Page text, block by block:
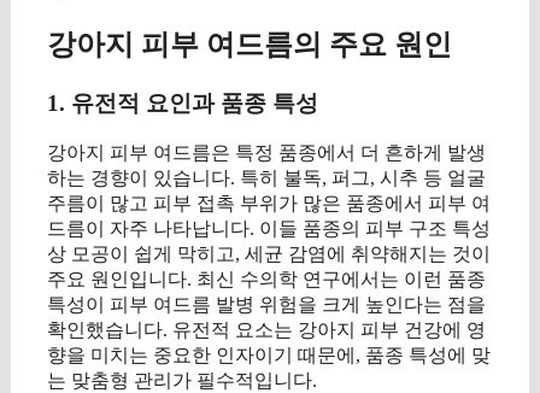
강아지 피부 여드름의 주요 원인
1. 유전적 요인과 품종 특성
강아지 피부 여드름은 특정 품종에서 더 흔하게 발생
하는 경향이 있습니다. 특히 불독, 퍼그, 시추 등 얼굴
주름이 많고 피부 접촉 부위가 많은 품종에서 피부 여
드름이 자주 나타납니다. 이들 품종의 피부 구조 특성
상 모공이 쉽게 막히고, 세균 감염에 취약해지는 것이
주요 원인입니다. 최신 수의학 연구에서는 이런 품종
특성이 피부 여드름 발병 위험을 크게 높인다는 점을
확인했습니다. 유전적 요소는 강아지 피부 건강에 영
향을 미치는 중요한 인자이기 때문에, 품종 특성에 맞
는 맞춤형 관리가 필수적입니다.